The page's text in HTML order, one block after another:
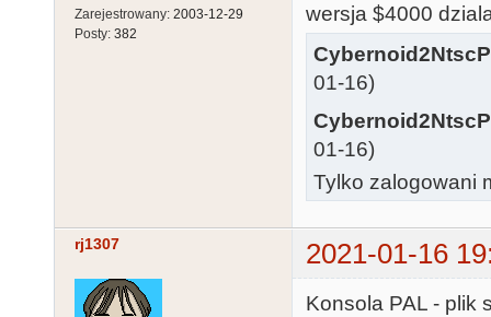
Zarejestrowany: 2003-12-29
Posty: 382
wersja $4000
01-16)
01-16)
Tylko zalogowani
rj1307 2021-01-16
Konsola PAL - plik